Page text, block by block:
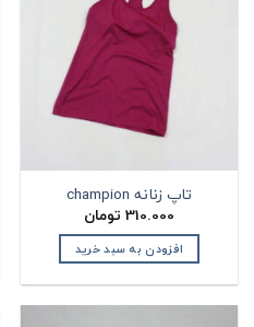
تاپ زنانه champion
310.000 تومان
افزودن به سبد خرید